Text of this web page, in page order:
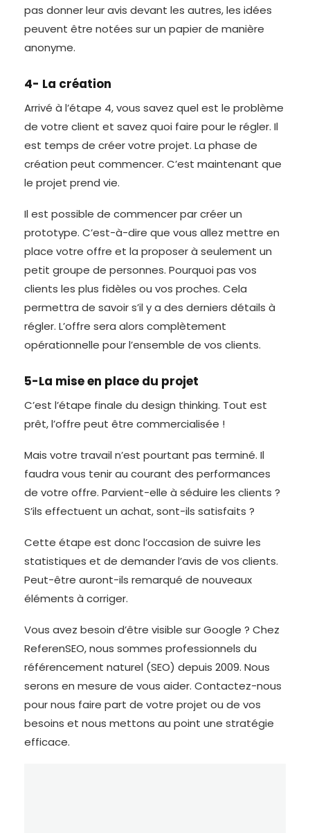
pas donner leur avis devant les autres, les idées
peuvent être notées sur un papier de manière
anonyme.
4- La création
Arrivé à l’étape 4, vous savez quel est le problème
de votre client et savez quoi faire pour le régler. Il
est temps de créer votre projet. La phase de
création peut commencer. C’est maintenant que
le projet prend vie.
Il est possible de commencer par créer un
prototype. C’est-à-dire que vous allez mettre en
place votre offre et la proposer à seulement un
petit groupe de personnes. Pourquoi pas vos
clients les plus fidèles ou vos proches. Cela
permettra de savoir s’il y a des derniers détails à
régler. L’offre sera alors complètement
opérationnelle pour l’ensemble de vos clients.
5-La mise en place du projet
C’est l’étape finale du design thinking. Tout est
prêt, l’offre peut être commercialisée !
Mais votre travail n’est pourtant pas terminé. Il
faudra vous tenir au courant des performances
de votre offre. Parvient-elle à séduire les clients ?
S’ils effectuent un achat, sont-ils satisfaits ?
Cette étape est donc l’occasion de suivre les
statistiques et de demander l’avis de vos clients.
Peut-être auront-ils remarqué de nouveaux
éléments à corriger.
Vous avez besoin d’être visible sur Google ? Chez
ReferenSEO, nous sommes professionnels du
référencement naturel (SEO) depuis 2009. Nous
serons en mesure de vous aider. Contactez-nous
pour nous faire part de votre projet ou de vos
besoins et nous mettons au point une stratégie
efficace.